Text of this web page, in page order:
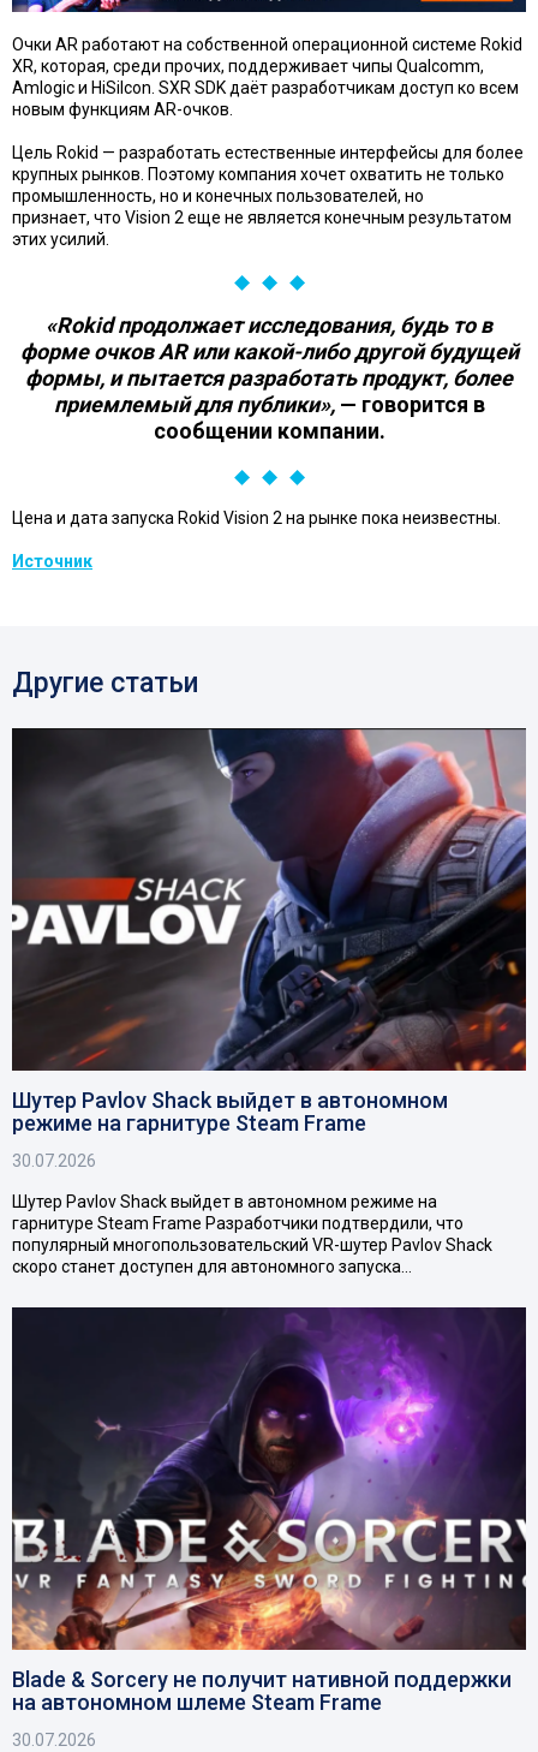
Очки AR работают на собственной операционной системе Rokid
XR, которая, среди прочих, поддерживает чипы Qualcomm,
Amlogic и HiSilcon. SXR SDK даёт разработчикам доступ ко всем
новым функциям AR-очков.
Цель Rokid — разработать естественные интерфейсы для более
крупных рынков. Поэтому компания хочет охватить не только
промышленность, но и конечных пользователей, но
признает, что Vision 2 еще не является конечным результатом
этих усилий.
«Rokid продолжает исследования, будь то в
форме очков AR или какой-либо другой будущей
формы, и пытается разработать продукт, более
приемлемый для публики»,— говорится в
сообщении компании.
Цена и дата запуска Rokid Vision 2 на рынке пока неизвестны.
Источник
Другие статьи
Шутер Pavlov Shack выйдет в автономном
режиме на гарнитуре Steam Frame
30.07.2026
Шутер Pavlov Shack выйдет в автономном режиме на
гарнитуре Steam Frame Разработчики подтвердили, что
популярный многопользовательский VR-шутер Pavlov Shack
скоро станет доступен для автономного запуска…
Blade & Sorcery не получит нативной поддержки
на автономном шлеме Steam Frame
30.07.2026